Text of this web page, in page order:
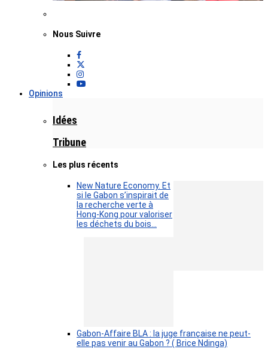
Nous Suivre
Opinions
Idées
Tribune
Les plus récents
New Nature Economy. Et
si le Gabon s’inspirait de
la recherche verte à
Hong-Kong pour valoriser
les déchets du bois…
Gabon-Affaire BLA : la juge française ne peut-
elle pas venir au Gabon ? ( Brice Ndinga)